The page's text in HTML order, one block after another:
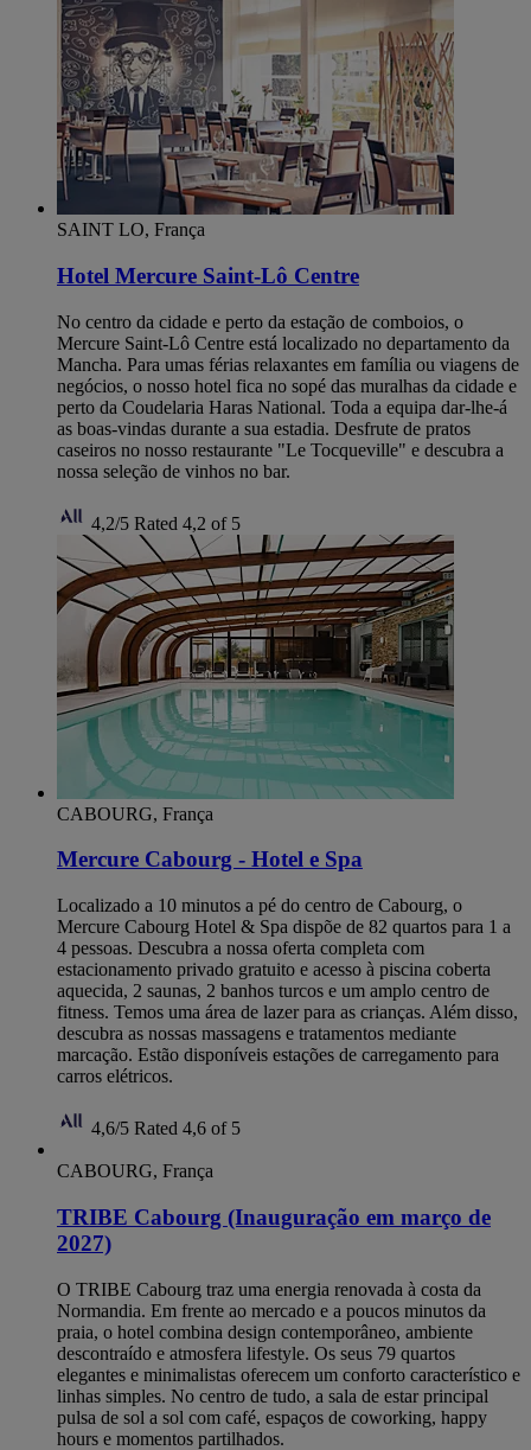
SAINT LO, França
Hotel Mercure Saint-Lô Centre
No centro da cidade e perto da estação de comboios, o
Mercure Saint-Lô Centre está localizado no departamento da
Mancha. Para umas férias relaxantes em família ou viagens de
negócios, o nosso hotel fica no sopé das muralhas da cidade e
perto da Coudelaria Haras National. Toda a equipa dar-lhe-á
as boas-vindas durante a sua estadia. Desfrute de pratos
caseiros no nosso restaurante "Le Tocqueville" e descubra a
nossa seleção de vinhos no bar.
4,2/5 Rated 4,2 of 5
CABOURG, França
Mercure Cabourg - Hotel e Spa
Localizado a 10 minutos a pé do centro de Cabourg, o
Mercure Cabourg Hotel & Spa dispõe de 82 quartos para 1 a
4 pessoas. Descubra a nossa oferta completa com
estacionamento privado gratuito e acesso à piscina coberta
aquecida, 2 saunas, 2 banhos turcos e um amplo centro de
fitness. Temos uma área de lazer para as crianças. Além disso,
descubra as nossas massagens e tratamentos mediante
marcação. Estão disponíveis estações de carregamento para
carros elétricos.
4,6/5 Rated 4,6 of 5
CABOURG, França
TRIBE Cabourg (Inauguração em março de
2027)
O TRIBE Cabourg traz uma energia renovada à costa da
Normandia. Em frente ao mercado e a poucos minutos da
praia, o hotel combina design contemporâneo, ambiente
descontraído e atmosfera lifestyle. Os seus 79 quartos
elegantes e minimalistas oferecem um conforto característico e
linhas simples. No centro de tudo, a sala de estar principal
pulsa de sol a sol com café, espaços de coworking, happy
hours e momentos partilhados.